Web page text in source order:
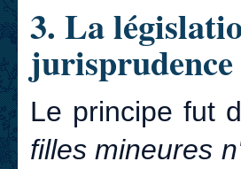
3. La
jurisprudence
Le principe fut
filles mineures